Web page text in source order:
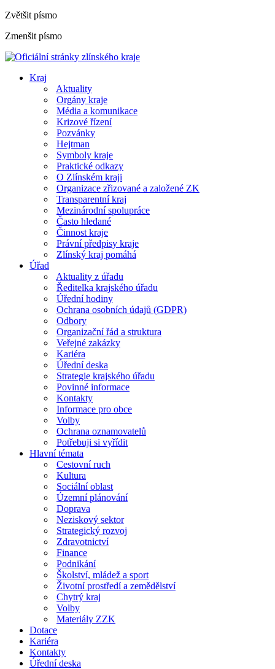
Zvětšit písmo
Zmenšit písmo
Kraj
Aktuality
Orgány kraje
Média a komunikace
Krizové řízení
Pozvánky
Hejtman
Symboly kraje
Praktické odkazy
O Zlínském kraji
Organizace zřizované a založené ZK
Transparentní kraj
Mezinárodní spolupráce
Často hledané
Činnost kraje
Právní předpisy kraje
Zlínský kraj pomáhá
Úřad
Aktuality z úřadu
Ředitelka krajského úřadu
Úřední hodiny
Ochrana osobních údajů (GDPR)
Odbory
Organizační řád a struktura
Veřejné zakázky
Kariéra
Úřední deska
Strategie krajského úřadu
Povinné informace
Kontakty
Informace pro obce
Volby
Ochrana oznamovatelů
Potřebuji si vyřídit
Hlavní témata
Cestovní ruch
Kultura
Sociální oblast
Územní plánování
Doprava
Neziskový sektor
Strategický rozvoj
Zdravotnictví
Finance
Podnikání
Školství, mládež a sport
Životní prostředí a zemědělství
Chytrý kraj
Volby
Materiály ZZK
Dotace
Kariéra
Kontakty
Úřední deska